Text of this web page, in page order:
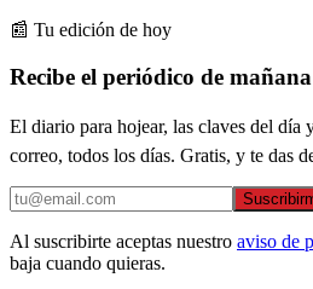
📰 Tu edición de hoy
Recibe el periódico de
El diario para hojear, las claves del
correo, todos los días. Gratis, y te das
Al suscribirte aceptas nuestro aviso de
baja cuando quieras.